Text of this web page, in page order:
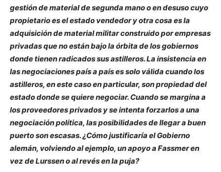
gestión de material de segunda mano o en desuso cuyo
propietario es el estado vendedor y otra cosa es la
adquisición de material militar construido por empresas
privadas que no están bajo la órbita de los gobiernos
donde tienen radicados sus astilleros. La insistencia en
las negociaciones país a país es solo válida cuando los
astilleros, en este caso en particular, son propiedad del
estado donde se quiere negociar. Cuando se margina a
los proveedores privados y se intenta forzarlos a una
negociación política, las posibilidades de llegar a buen
puerto son escasas. ¿Cómo justificaría el Gobierno
alemán, volviendo al ejemplo, un apoyo a Fassmer en
vez de Lurssen o al revés en la puja?